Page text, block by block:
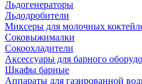
Льдогенераторы
Льдодробители
Миксеры для молочных
Соковыжималки
Сокоохладители
Аксессуары для барного
Шкафы барные
Аппараты для газированной